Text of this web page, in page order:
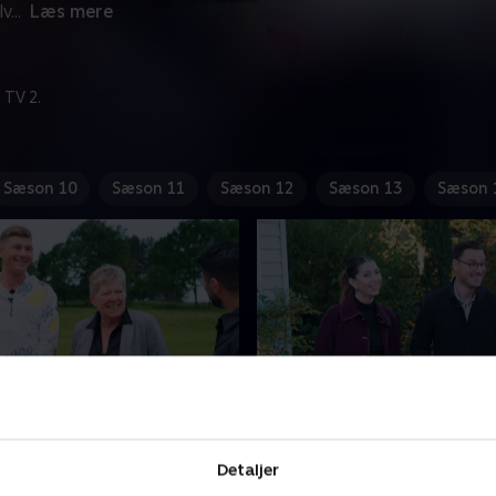
Detaljer
... Læs mere
2.
Sæson 10 Sæson 11 Sæson 12 Sæson 13 Sæson
deres jagt på